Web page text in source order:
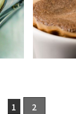
EVENT &
イベント
ニュース
1 2